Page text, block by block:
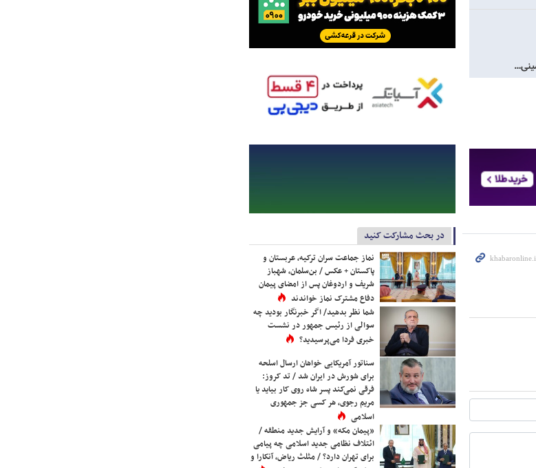
در بحث مشارکت کنید
نماز جماعت سران ترکیه، عربستان و
پاکستان + عکس / بن‌سلمان، شهباز
شریف و اردوغان پس از امضای پیمان
دفاع مشترک نماز خواندند
شما نظر بدهید/ اگر خبرنگار بودید چه
سوالی از رئیس جمهور در نشست
خبری فردا می‌پرسیدید؟
سناتور آمریکایی خواهان ارسال اسلحه
برای شورش در ایران شد / تد کروز:
فرقی نمی‌کند پسر شاه روی کار بیاید یا
مریم رجوی، هر کسی جز جمهوری
اسلامی
«پیمان مکه» و آرایش جدید منطقه /
ائتلاف نظامی جدید اسلامی چه پیامی
برای تهران دارد؟ / مثلث ریاض، آنکارا و